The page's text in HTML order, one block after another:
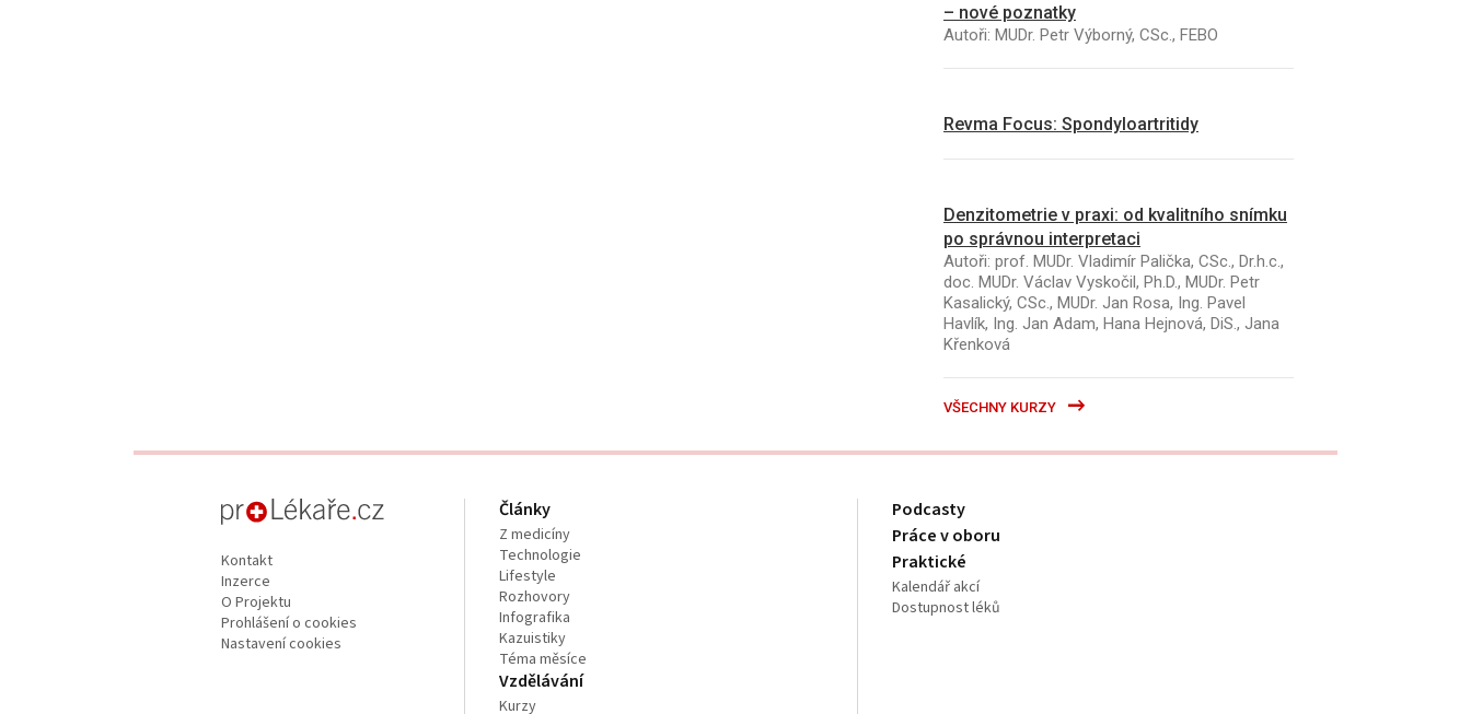
– nové poznatky
Autoři: MUDr. Petr Výborný, CSc., FEBO
Revma Focus: Spondyloartritidy
Denzitometrie v praxi: od kvalitního snímku
po správnou interpretaci
Autoři: prof. MUDr. Vladimír Palička, CSc., Dr.h.c.,
doc. MUDr. Václav Vyskočil, Ph.D., MUDr. Petr
Kasalický, CSc., MUDr. Jan Rosa, Ing. Pavel
Havlík, Ing. Jan Adam, Hana Hejnová, DiS., Jana
Křenková
VŠECHNY KURZY
Kontakt
Inzerce
O Projektu
Prohlášení o cookies
Nastavení cookies
Články
Z medicíny
Technologie
Lifestyle
Rozhovory
Infografika
Kazuistiky
Téma měsíce
Vzdělávání
Kurzy
Podcasty
Práce v oboru
Praktické
Kalendář akcí
Dostupnost léků